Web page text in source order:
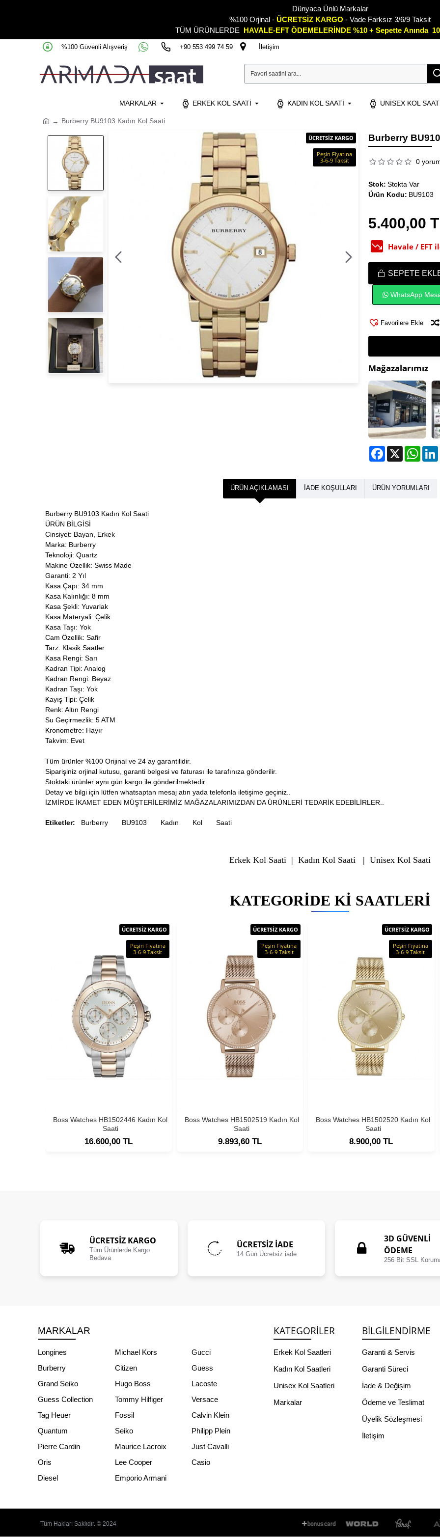
Dünyaca Ünlü Markalar
%100 Orjinal - ÜCRETSİZ KARGO - Vade Farksız 3/6/9 Taksit
TÜM ÜRÜNLERDE HAVALE-EFT ÖDEMELERİNDE %10 + Sepette Anında
%100 Güvenli Alışveriş +90 553 499 74 59 İletişim
MARKALAR ERKEK KOL SAATI KADIN KOL SAATI UNISEX KOL
Burberry BU9103 Kadın Kol Saati
ÜCRETSİZ KARGO
Peşin Fiyatına
3-6-9 Taksit
Burberry
0
5.400,00
Havale / EFT
Stok: Stokta Var
Ürün Kodu: BU9103
SEPETE
WhatsApp
Favorilere Ekle
Mağazalarımız
Facebook
X
ÜRÜN AÇIKLAMASI İADE KOŞULLARI ÜRÜN YORUMLARI
Burberry BU9103 Kadın Kol Saati
ÜRÜN BİLGİSİ
Cinsiyet: Bayan, Erkek
Marka: Burberry
Teknoloji: Quartz
Makine Özellik: Swiss Made
Garanti: 2 Yıl
Kasa Çapı: 34 mm
Kasa Kalınlığı: 8 mm
Kasa Şekli: Yuvarlak
Kasa Materyali: Çelik
Kasa Taşı: Yok
Cam Özellik: Safir
Tarz: Klasik Saatler
Kasa Rengi: Sarı
Kadran Tipi: Analog
Kadran Rengi: Beyaz
Kadran Taşı: Yok
Kayış Tipi: Çelik
Renk: Altın Rengi
Su Geçirmezlik: 5 ATM
Kronometre: Hayır
Takvim: Evet
Tüm ürünler %100 Orijinal ve 24 ay garantilidir.
Siparişiniz orjinal kutusu, garanti belgesi ve faturası ile tarafınıza gönderilir.
Stoktaki ürünler aynı gün kargo ile gönderilmektedir.
Detay ve bilgi için lütfen whatsaptan mesaj atın yada telefonla iletişime geçiniz..
İZMİRDE İKAMET EDEN MÜŞTERİLERİMİZ MAĞAZALARIMIZDAN DA ÜRÜNLERİ TEDARİK EDEBİLİRLER..
Etiketler: Burberry BU9103 Kadın Kol Saati
Erkek Kol Saati | Kadın Kol Saati | Unisex Kol Saati
KATEGORIDE KI SAATLERI
ÜCRETSİZ KARGO
Peşin Fiyatına
3-6-9 Taksit
Boss Watches HB1502446 Kadın Kol
Saati
16.600,00 TL
ÜCRETSİZ KARGO
Peşin Fiyatına
3-6-9 Taksit
Boss Watches HB1502519 Kadın Kol
Saati
9.893,60 TL
ÜCRETSİZ KARGO
Peşin Fiyatına
3-6-9 Taksit
Boss Watches HB1502520 Kadın Kol
Saati
8.900,00 TL
ÜCRETSIZ KARGO
Tüm Ürünlerde Kargo
Bedava
ÜCRETSIZ İADE
14 Gün Ücretsiz iade
3D GÜVENLİ
ÖDEME
256 Bit SSL
MARKALAR
Longines Michael Kors
Gucci
Burberry
Citizen
Guess
Grand Seiko
Hugo Boss
Lacoste
Guess Collection
Tommy Hilfiger
Versace
Tag Heuer
Fossil
Calvin Klein
Quantum
Seiko
Philipp Plein
Pierre Cardin
Maurice Lacroix
Just Cavalli
Oris
Lee Cooper
Casio
Diesel
Emporio Armani
KATEGORILER
Erkek Kol Saatleri
Kadın Kol Saatleri
Unisex Kol Saatleri
Markalar
BILGILENDIRME
Garanti & Servis
Garanti Süreci
İade & Değişim
Ödeme ve Teslimat
Üyelik Sözleşmesi
İletişim
Tüm Hakları Saklıdır. © 2024